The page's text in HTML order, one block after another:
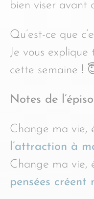
bien viser avant
Qu’est-ce que
Je vous explique
cette semaine !
Notes de
Change ma vie,
l’attraction à
Change ma vie,
pensées créent